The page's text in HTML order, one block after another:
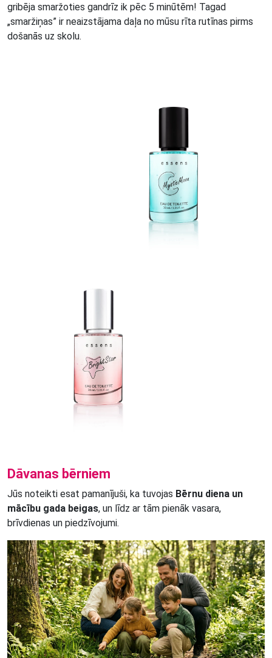
gribēja smaržoties gandrīz ik pēc 5 minūtēm! Tagad
„smaržiņas” ir neaizstājama daļa no mūsu rīta rutīnas pirms
došanās uz skolu.
Dāvanas bērniem
Jūs noteikti esat pamanījuši, ka tuvojas Bērnu diena un
mācību gada beigas, un līdz ar tām pienāk vasara,
brīvdienas un piedzīvojumi.